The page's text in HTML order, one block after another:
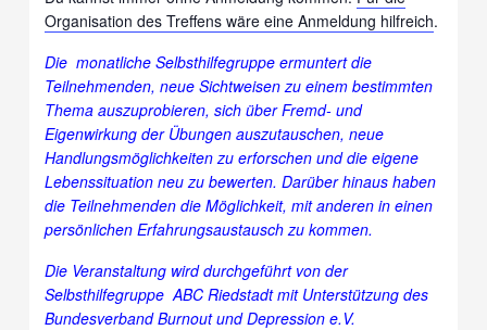
Organisation des Treffens wäre eine Anmeldung hilfreich.
Die monatliche Selbsthilfegruppe ermuntert die
Teilnehmenden, neue Sichtweisen zu einem bestimmten
Thema auszuprobieren, sich über Fremd- und
Eigenwirkung der Übungen auszutauschen, neue
Handlungsmöglichkeiten zu erforschen und die eigene
Lebenssituation neu zu bewerten. Darüber hinaus haben
die Teilnehmenden die Möglichkeit, mit anderen in einen
persönlichen Erfahrungsaustausch zu kommen.
Die Veranstaltung wird durchgeführt von der
Selbsthilfegruppe ABCRiedstadtmit Unterstützung des
Bundesverband Burnout und Depression e.V.